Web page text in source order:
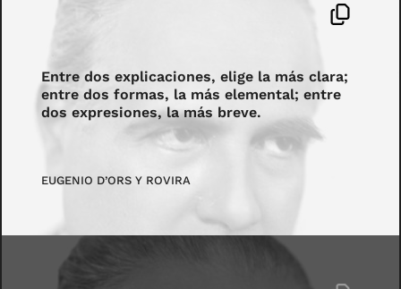
Entre dos explicaciones, elige la más clara;
entre dos formas, la más elemental; entre
dos expresiones, la más breve.
EUGENIO D’ORS Y ROVIRA